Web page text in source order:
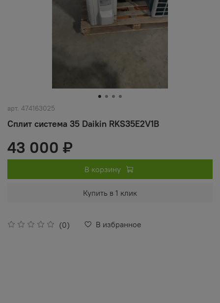
арт. 474163025
Сплит система 35 Daikin RKS35E2V1B
(0) В избранное
43 000 ₽
В корзину
Купить в 1 клик